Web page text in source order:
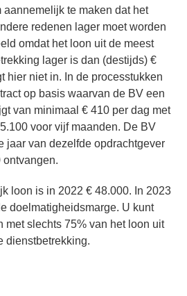
aannemelijk te maken dat het
redenen lager moet worden
omdat het loon uit de meest
lager is dan (destijds) €
hier niet in. In de processtukken
op basis waarvan de BV een
van minimaal € 410 per dag met
voor vijf maanden. De BV
jaar van dezelfde opdrachtgever
ontvangen.
loon is in 2022 € 48.000. In 2023
doelmatigheidsmarge. U kunt
met slechts 75% van het loon uit
dienstbetrekking.